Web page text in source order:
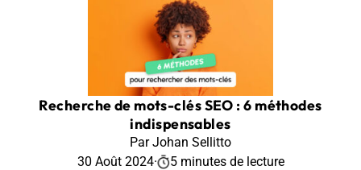
Recherche de mots-clés SEO : 6 méthodes
indispensables
Par Johan Sellitto
30 Août 2024· 5 minutes de lecture